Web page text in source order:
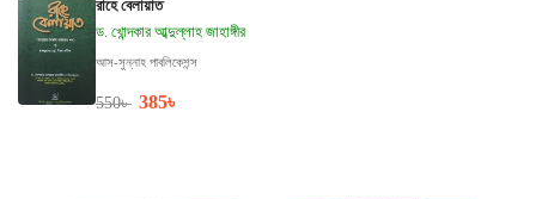
রাহে বেলায়াত
ড. খোন্দকার আব্দুল্লাহ জাহাঙ্গীর
আস-সুন্নাহ পাবলিকেশন্স
550৳ 385৳